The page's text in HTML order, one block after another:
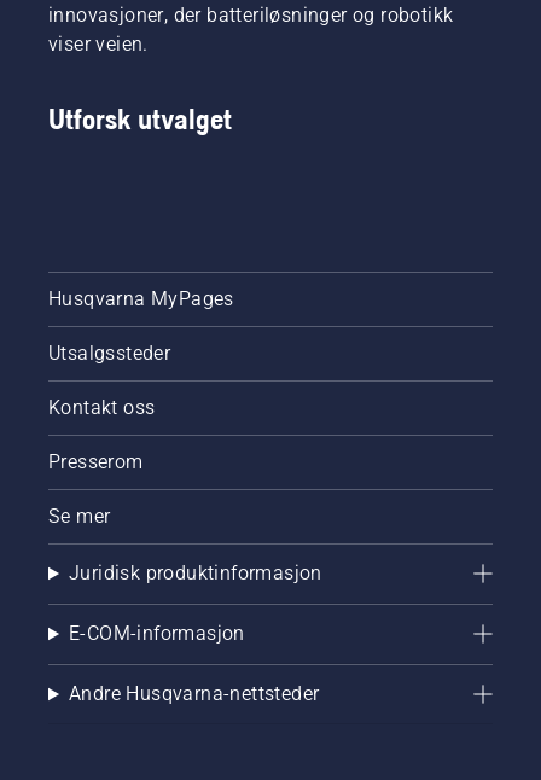
innovasjoner, der batteriløsninger og robotikk
viser veien.
Utforsk utvalget
Husqvarna MyPages
Utsalgssteder
Kontakt oss
Presserom
Se mer
Juridisk produktinformasjon
E-COM-informasjon
Andre Husqvarna-nettsteder